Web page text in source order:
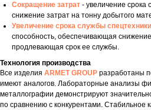
Сокращение затрат - увеличение срока
снижение затрат на тонну добытого
Увеличение срока службы спецтехники
способность, обеспечивающая
продлевающая срок ее службы.
Технология производства
Все изделия ARMET GROUP разработаны
имеют аналогов. Лабораторные анализы
металлографии демонстрируют
по сравнению с конкурентами. Стабильное